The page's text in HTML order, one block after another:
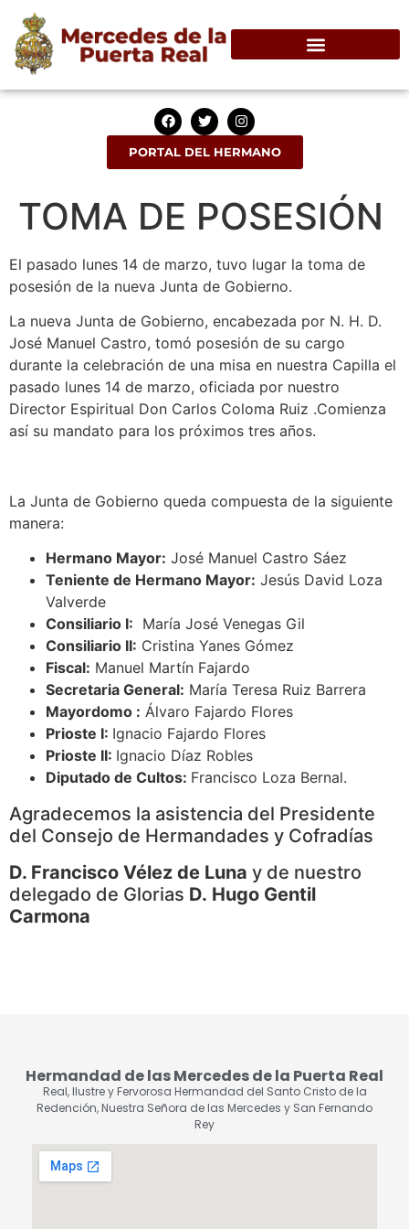
PORTAL DEL HERMANO
TOMA DE POSESIÓN
El pasado lunes 14 de marzo, tuvo lugar la toma de
posesión de la nueva Junta de Gobierno.
La nueva Junta de Gobierno, encabezada por N. H. D.
José Manuel Castro, tomó posesión de su cargo
durante la celebración de una misa en nuestra Capilla el
pasado lunes 14 de marzo, oficiada por nuestro
Director Espiritual Don Carlos Coloma Ruiz .Comienza
así su mandato para los próximos tres años.
La Junta de Gobierno queda compuesta de la siguiente
manera:
Hermano Mayor: José Manuel Castro Sáez
Teniente de Hermano Mayor: Jesús David Loza
Valverde
Consiliario I: María José Venegas Gil
Consiliario II: Cristina Yanes Gómez
Fiscal: Manuel Martín Fajardo
Secretaria General: María Teresa Ruiz Barrera
Mayordomo : Álvaro Fajardo Flores
Prioste I: Ignacio Fajardo Flores
Prioste II: Ignacio Díaz Robles
Diputado de Cultos: Francisco Loza Bernal.
Agradecemos la asistencia del Presidente
del Consejo de Hermandades y Cofradías
D. Francisco Vélez de Luna y de nuestro
delegado de Glorias D. Hugo Gentil
Carmona
Hermandad de las Mercedes de la Puerta Real
Real, Ilustre y Fervorosa Hermandad del Santo Cristo de la
Redención, Nuestra Señora de las Mercedes y San Fernando
Rey